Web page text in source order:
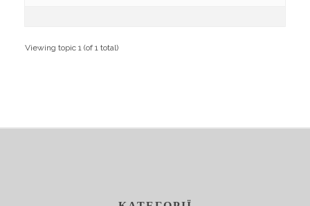
Viewing topic 1 (of 1 total)